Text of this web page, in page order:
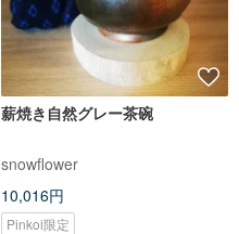
薪焼き自然グレー茶碗
snowflower
10,016円
Pinkoi限定